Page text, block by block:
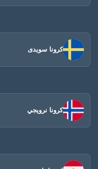
كرونا سويدى
كرونا نرويجي